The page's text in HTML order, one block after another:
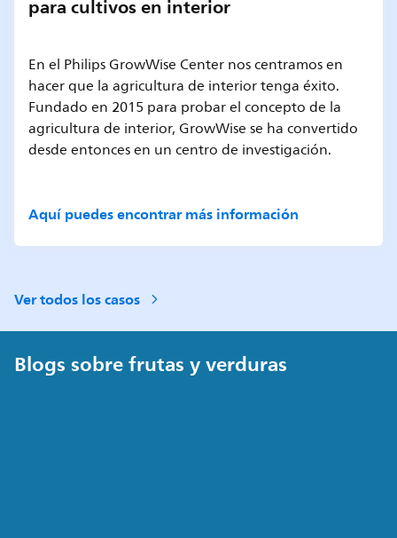
para cultivos en interior
En el Philips GrowWise Center nos centramos en
hacer que la agricultura de interior tenga éxito.
Fundado en 2015 para probar el concepto de la
agricultura de interior, GrowWise se ha convertido
desde entonces en un centro de investigación.
Aquí puedes encontrar más información
Ver todos los casos
Blogs sobre frutas y verduras